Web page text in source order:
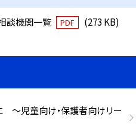
談機関一覧 PDF (273 KB)
～児童向け・保護者向けリー